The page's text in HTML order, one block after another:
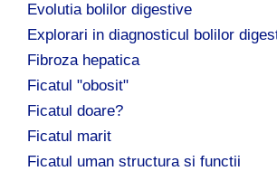
Evolutia bolilor digestive
Explorari in diagnosticul bolilor
Fibroza hepatica
Ficatul "obosit"
Ficatul doare?
Ficatul marit
Ficatul uman structura si functii